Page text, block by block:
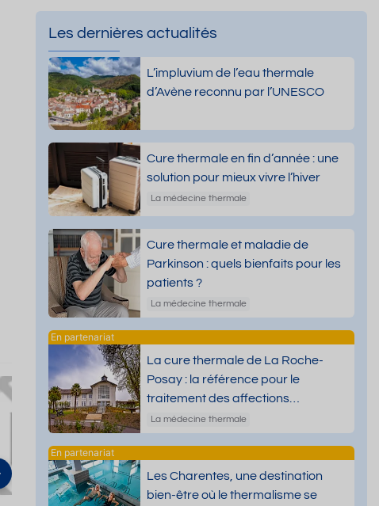
Les dernières actualités
L’impluvium de l’eau thermale
d’Avène reconnu par l’UNESCO
Cure thermale en fin d’année : une
solution pour mieux vivre l’hiver
La médecine thermale
Cure thermale et maladie de
Parkinson : quels bienfaits pour les
patients ?
La médecine thermale
La cure thermale de La Roche-
Posay : la référence pour le
traitement des affections
dermatologiques
La médecine thermale
Les Charentes, une destination
bien-être où le thermalisme se